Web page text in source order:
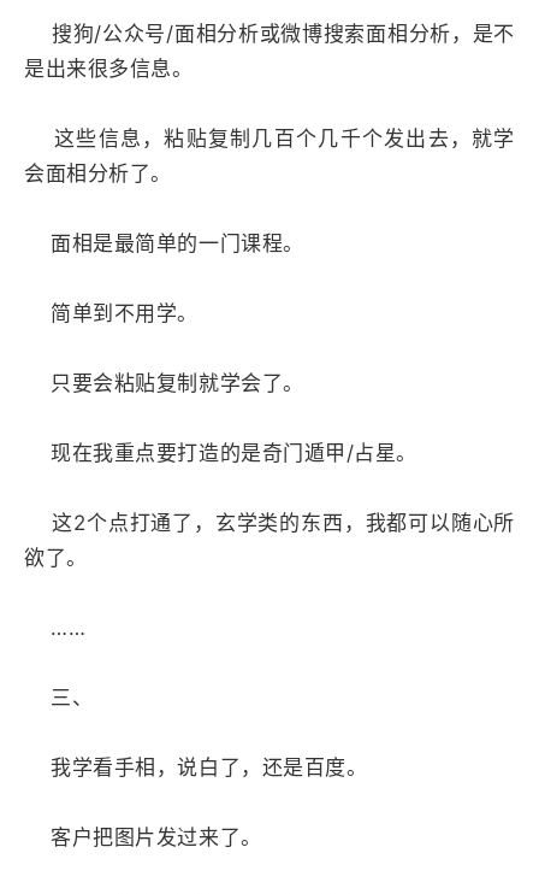
搜狗/公众号/面相分析或微博搜索面相分析，是不
是出来很多信息。
这些信息，粘贴复制几百个几千个发出去，就学
会面相分析了。
面相是最简单的一门课程。
简单到不用学。
只要会粘贴复制就学会了。
现在我重点要打造的是奇门遁甲/占星。
这2个点打通了，玄学类的东西，我都可以随心所
欲了。
……
三、
我学看手相，说白了，还是百度。
客户把图片发过来了。